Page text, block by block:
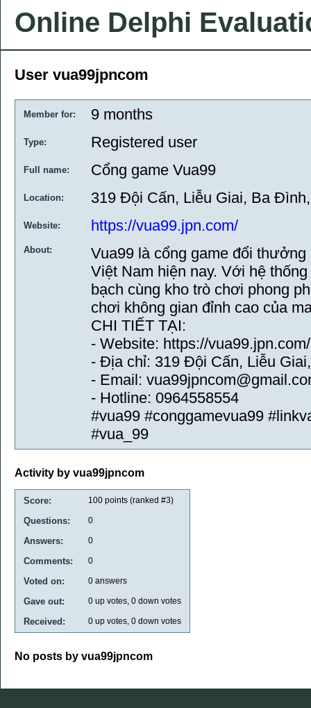
Online Delphi
User vua99jpncom
Member for: 9 months
Type: Registered user
Full name: Cổng game Vua99
Location: 319 Đội Cấn, Liễu Giai, Ba
Website: https://vua99.jpn.com/
About:
Vua99 là cổng game đổi
Việt Nam hiện nay. Với hệ
bạch cùng kho trò chơi phong
chơi không gian đỉnh cao của
CHI TIẾT TẠI:
- Website: https://vua99.jpn.com/
- Địa chỉ: 319 Đội Cấn, Liễu
- Email:
- Hotline: 0964558554
#vua99 #conggamevua99
#vua_99
Activity by vua99jpncom
Score: 100 points (ranked #3)
Questions: 0
Answers: 0
Comments: 0
Voted on: 0 answers
Gave out: 0 up votes, 0 down votes
Received: 0 up votes, 0 down votes
No posts by vua99jpncom